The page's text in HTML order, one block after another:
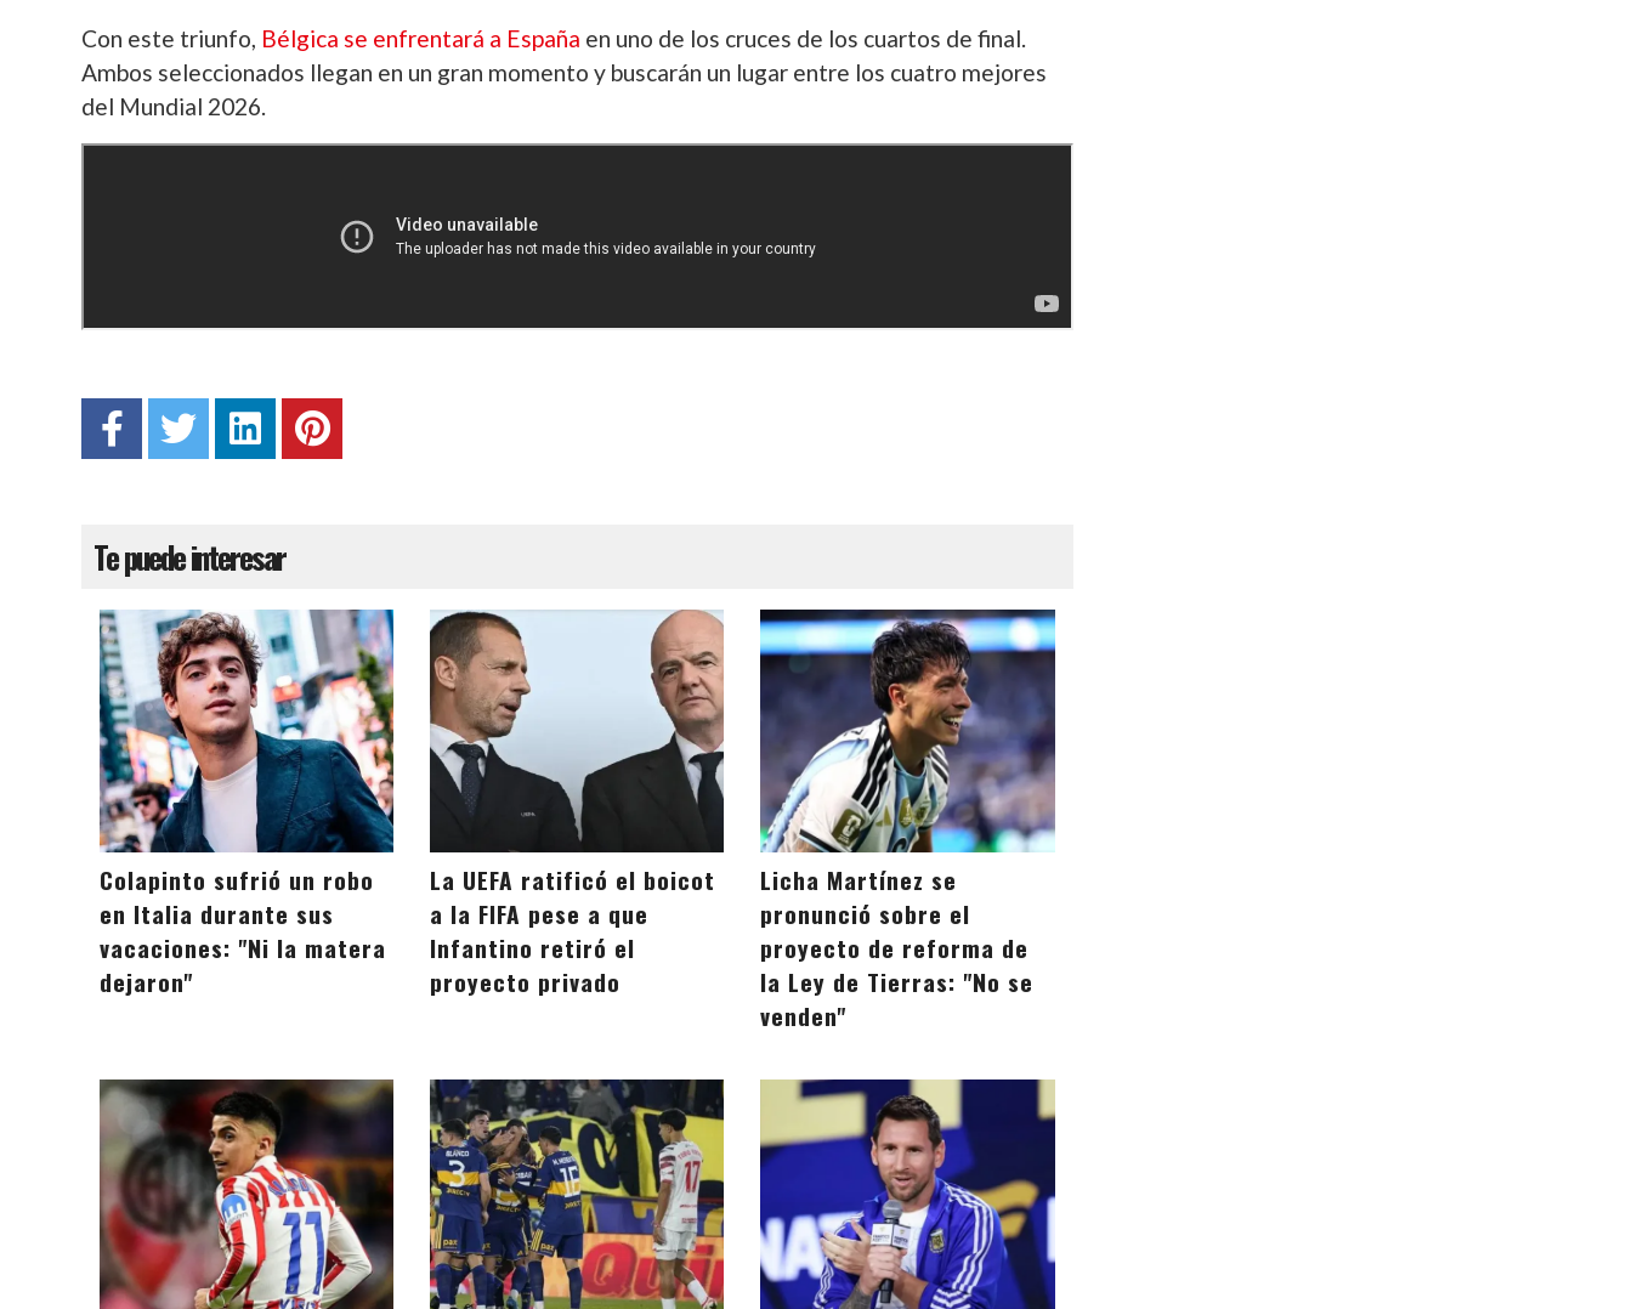
Con este triunfo, Bélgica se enfrentará a España en uno de los cruces de los cuartos de final.
Ambos seleccionados llegan en un gran momento y buscarán un lugar entre los cuatro mejores
del Mundial 2026.
Te puede interesar
Colapinto sufrió un robo
en Italia durante sus
vacaciones: "Ni la matera
dejaron"
La UEFA ratificó el boicot
a la FIFA pese a que
Infantino retiró el
proyecto privado
Licha Martínez se
pronunció sobre el
proyecto de reforma de
la Ley de Tierras: "No se
venden"